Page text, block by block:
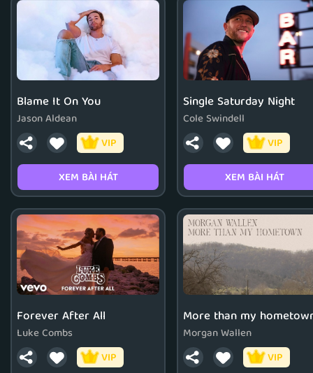
Blame It On You
Jason Aldean
VIP
XEM BÀI HÁT
Single Saturday Night
Cole Swindell
VIP
XEM BÀI HÁT
Forever After All
Luke Combs
VIP
More than my
Morgan Wallen
VIP